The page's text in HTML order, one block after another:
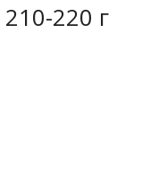
210-220 г